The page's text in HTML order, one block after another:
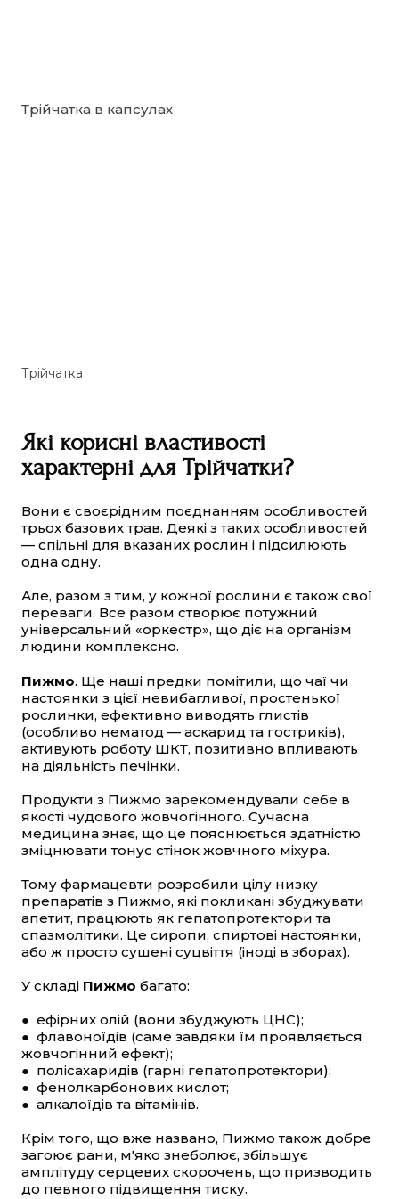
Трійчатка в капсулах
Трійчатка
Які корисні властивості
характерні для Трійчатки?
Вони є своєрідним поєднанням особливостей
трьох базових трав. Деякі з таких особливостей
— спільні для вказаних рослин і підсилюють
одна одну.
Але, разом з тим, у кожної рослини є також свої
переваги. Все разом створює потужний
універсальний «оркестр», що діє на організм
людини комплексно.
Пижмо. Ще наші предки помітили, що чаї чи
настоянки з цієї невибагливої, простенької
рослинки, ефективно виводять глистів
(особливо нематод — аскарид та гостриків),
активують роботу ШКТ, позитивно впливають
на діяльність печінки.
Продукти з Пижмо зарекомендували себе в
якості чудового жовчогінного. Сучасна
медицина знає, що це пояснюється здатністю
зміцнювати тонус стінок жовчного міхура.
Тому фармацевти розробили цілу низку
препаратів з Пижмо, які покликані збуджувати
апетит, працюють як гепатопротектори та
спазмолітики. Це сиропи, спиртові настоянки,
або ж просто сушені суцвіття (іноді в зборах).
У складі Пижмо багато:
● ефірних олій (вони збуджують ЦНС);
● флавоноїдів (саме завдяки їм проявляється
жовчогінний ефект);
● полісахаридів (гарні гепатопротектори);
● фенолкарбонових кислот;
● алкалоїдів та вітамінів.
Крім того, що вже названо, Пижмо також добре
загоює рани, м'яко знеболює, збільшує
амплітуду серцевих скорочень, що призводить
до певного підвищення тиску.